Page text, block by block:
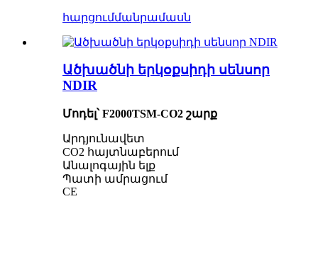
հարցումմանրամասն
Ածխածնի երկօքսիդի սենսոր
NDIR
Մոդել՝ F2000TSM-CO2 շարք
Արդյունավետ
CO2 հայտնաբերում
Անալոգային ելք
Պատի ամրացում
CE